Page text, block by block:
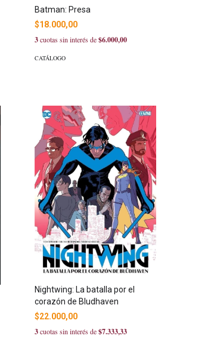
Batman: Presa
$18.000,00
3cuotas sin interés de$6.000,00
CATÁLOGO
Nightwing: La batalla por el
corazón de Bludhaven
$22.000,00
3cuotas sin interés de$7.333,33